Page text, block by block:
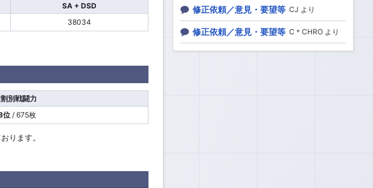
SA + DSD
38034
別戦闘力
位 / 675枚
ります。
修正依頼／意見・要望等 CJ より
修正依頼／意見・要望等 C＊CHRO より